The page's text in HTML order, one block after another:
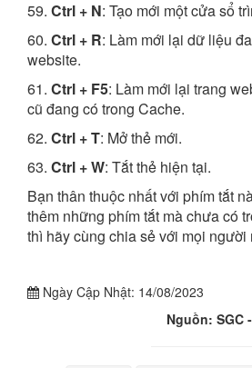
59. Ctrl + N: Tạo mới một cửa sổ
60. Ctrl + R: Làm mới lại dữ liệu
website.
61. Ctrl + F5: Làm mới lại trang
cũ đang có trong Cache.
62. Ctrl + T: Mở thẻ mới.
63. Ctrl + W: Tắt thẻ hiện tại.
Bạn thân thuộc nhất với phím tắt
thêm những phím tắt mà chưa có
thì hãy cùng chia sẻ với mọi người
Ngày Cập Nhật: 14/08/2023
Nguồn: SGC